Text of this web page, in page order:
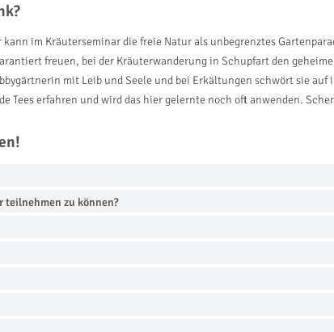
im Kräuterseminar die freie Natur als unbegrenztes
freuen, bei der Kräuterwanderung in Schupfart den
mit Leib und Seele und bei Erkältungen schwört sie auf
Tees erfahren und wird das hier gelernte noch oft anwenden.
teilnehmen zu können?